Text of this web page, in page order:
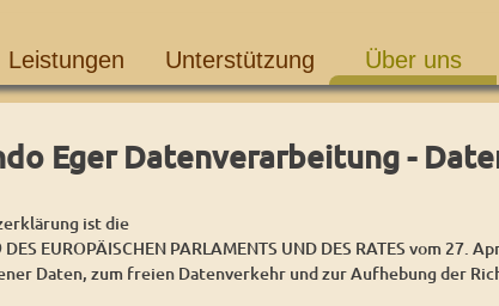
Leistungen Unterstützung Über uns
Eger Datenverarbeitung -
ist die
EUROPÄISCHEN PARLAMENTS UND DES RATES vom
Daten, zum freien Datenverkehr und zur Aufhebung der